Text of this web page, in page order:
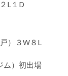
L１D
３W８L
）初出場